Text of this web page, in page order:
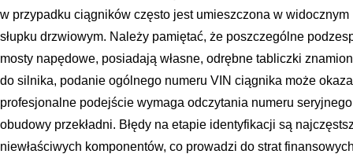
w przypadku ciągników często jest umieszczona w
słupku drzwiowym. Należy pamiętać, że poszczególne
mosty napędowe, posiadają własne, odrębne tabliczki
do silnika, podanie ogólnego numeru VIN ciągnika może
profesjonalne podejście wymaga odczytania numeru
obudowy przekładni. Błędy na etapie identyfikacji są
niewłaściwych komponentów, co prowadzi do strat